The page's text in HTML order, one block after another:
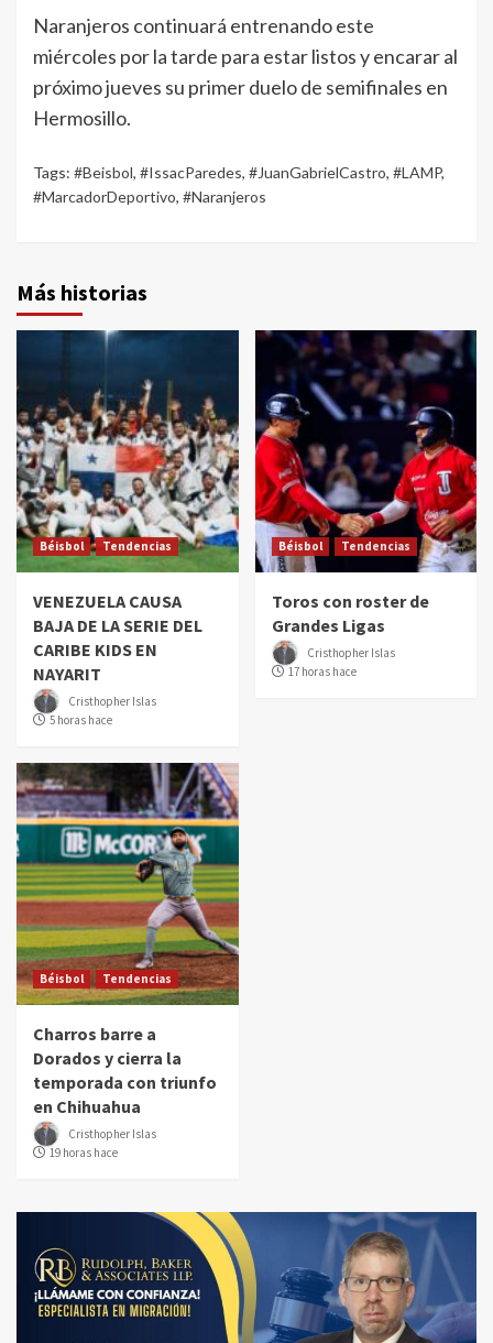
Naranjeros continuará entrenando este
miércoles por la tarde para estar listos y encarar al
próximo jueves su primer duelo de semifinales en
Hermosillo.
Tags: #Beisbol, #IssacParedes, #JuanGabrielCastro, #LAMP,
#MarcadorDeportivo, #Naranjeros
Más historias
Béisbol Tendencias
VENEZUELA CAUSA
BAJA DE LA SERIE DEL
CARIBE KIDS EN
NAYARIT
Cristhopher Islas
5 horas hace
Béisbol Tendencias
Toros con roster de
Grandes Ligas
Cristhopher Islas
17 horas hace
Béisbol Tendencias
Charros barre a
Dorados y cierra la
temporada con triunfo
en Chihuahua
Cristhopher Islas
19 horas hace